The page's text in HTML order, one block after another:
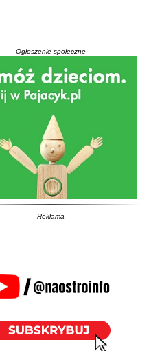
- Ogłoszenie społeczne -
- Reklama -